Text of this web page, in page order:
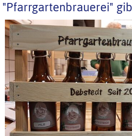
"Pfarrgartenbrauerei"